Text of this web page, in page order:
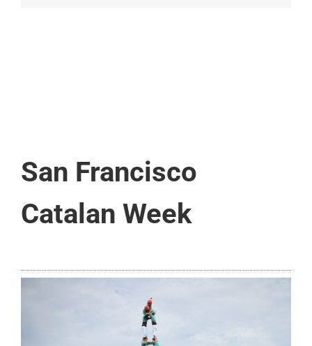
San Francisco
Catalan Week